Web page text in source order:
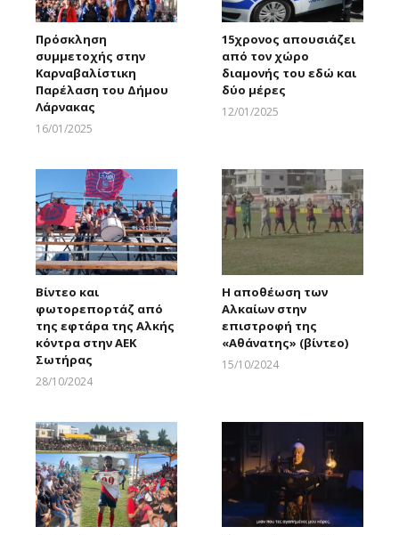
Πρόσκληση
συμμετοχής στην
Καρναβαλίστικη
Παρέλαση του Δήμου
Λάρνακας
16/01/2025
15χρονος απουσιάζει
από τον χώρο
διαμονής του εδώ και
δύο μέρες
12/01/2025
Βίντεο και
φωτορεπορτάζ από
της εφτάρα της Αλκής
κόντρα στην ΑΕΚ
Σωτήρας
28/10/2024
Η αποθέωση των
Αλκαίων στην
επιστροφή της
«Αθάνατης» (βίντεο)
15/10/2024